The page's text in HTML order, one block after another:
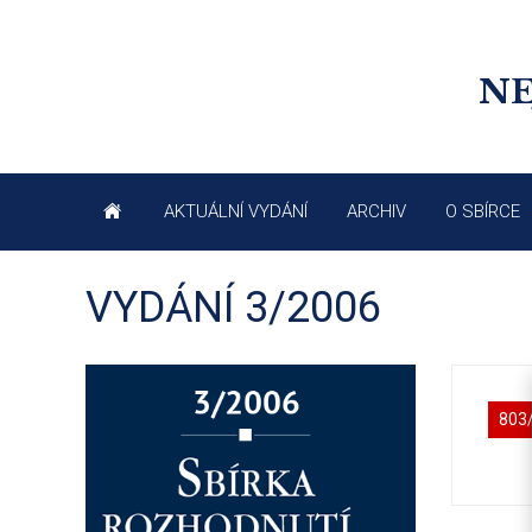
AKTUÁLNÍ VYDÁNÍ ARCHIV O SBÍRCE
VYDÁNÍ 3/2006
803/